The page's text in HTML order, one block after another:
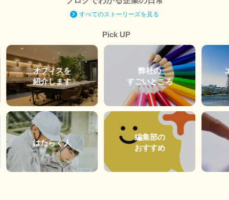
すべてのストーリーズを見る
Pick UP
オフィスを
紹介します
はたらく人
弊社の
すごいところ
編集部の
おすすめ